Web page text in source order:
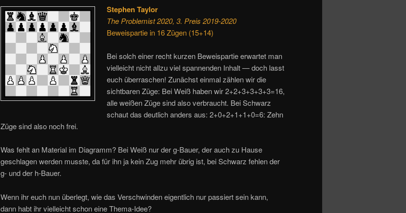
Stephen Taylor
The Problemist 2020, 3. Preis 2019-2020
Beweispartie in 16 Zügen (15+14)
Bei solch einer recht kurzen Beweispartie erwartet man
vielleicht nicht allzu viel spannenden Inhalt — doch lasst
euch überraschen! Zunächst einmal zählen wir die
sichtbaren Züge: Bei Weiß haben wir 2+2+3+3+3+3=16,
alle weißen Züge sind also verbraucht. Bei Schwarz
schaut das deutlich anders aus: 2+0+2+1+1+0=6: Zehn
Züge sind also noch frei.
Was fehlt an Material im Diagramm? Bei Weiß nur der g-Bauer, der auch zu Hause
geschlagen werden musste, da für ihn ja kein Zug mehr übrig ist, bei Schwarz fehlen der
g- und der h-Bauer.
Wenn ihr euch nun überlegt, wie das Verschwinden eigentlich nur passiert sein kann,
dann habt ihr vielleicht schon eine Thema-Idee?